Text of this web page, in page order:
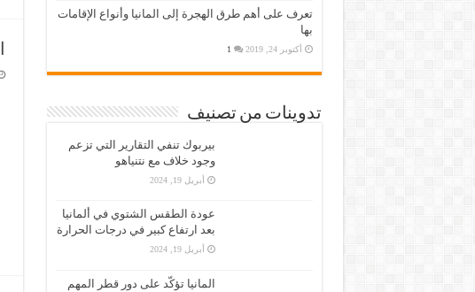
تعرف على أهم طرق الهجرة إلى المانيا وأنواع الإقامات
بها
أكتوبر 24, 2019 1
تدوينات من تصنيف
بيربوك تنفي التقارير التي تزعم
وجود خلاف مع نتنياهو
أبريل 19, 2024
عودة الطقس الشتوي في ألمانيا
بعد ارتفاع كبير في درجات الحرارة
أبريل 19, 2024
المانيا تؤكّد على دور قطر المهم